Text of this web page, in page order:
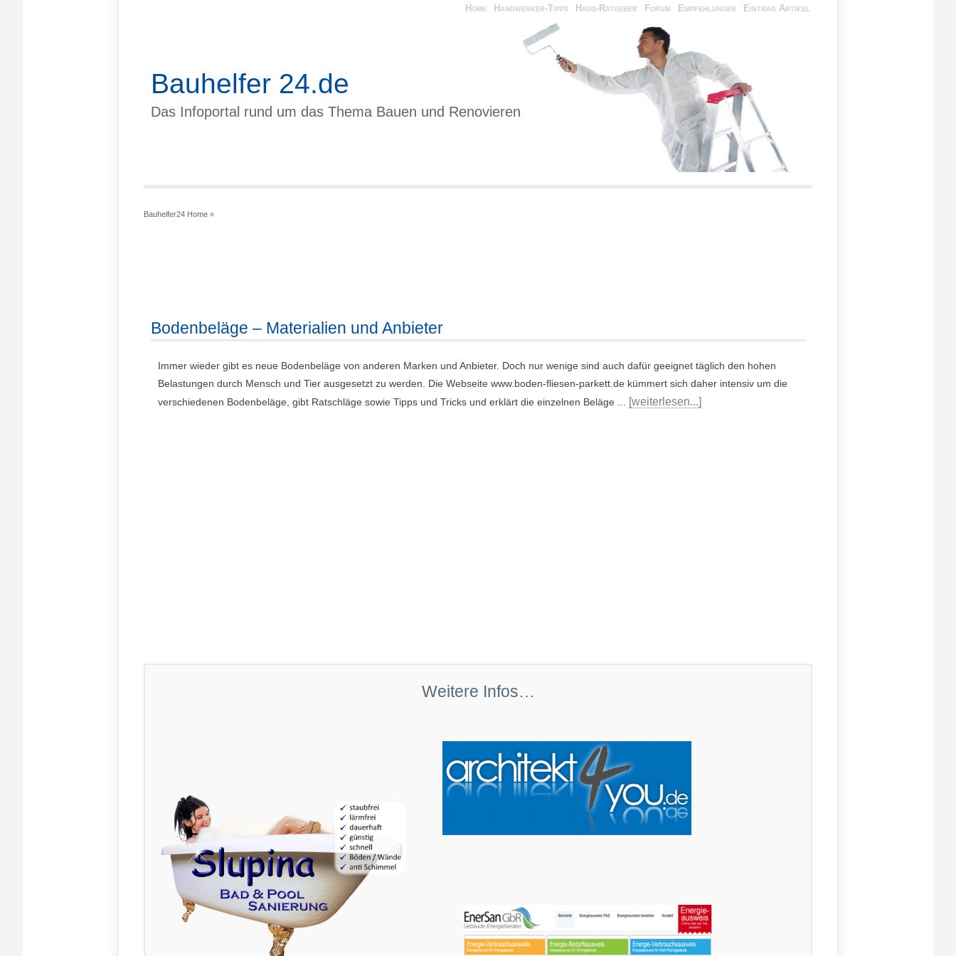
Home Handwerker-Tipps Haus-Ratgeber Forum Empfehlungen Eintrag Artikel
Bauhelfer 24.de
Das Infoportal rund um das Thema Bauen und Renovieren
Bauhelfer24 Home »
Bodenbeläge – Materialien und Anbieter
Immer wieder gibt es neue Bodenbeläge von anderen Marken und Anbieter. Doch nur wenige sind auch dafür geeignet täglich den hohen
Belastungen durch Mensch und Tier ausgesetzt zu werden. Die Webseite www.boden-fliesen-parkett.de kümmert sich daher intensiv um die
verschiedenen Bodenbeläge, gibt Ratschläge sowie Tipps und Tricks und erklärt die einzelnen Beläge ...
[weiterlesen...]
Weitere Infos…